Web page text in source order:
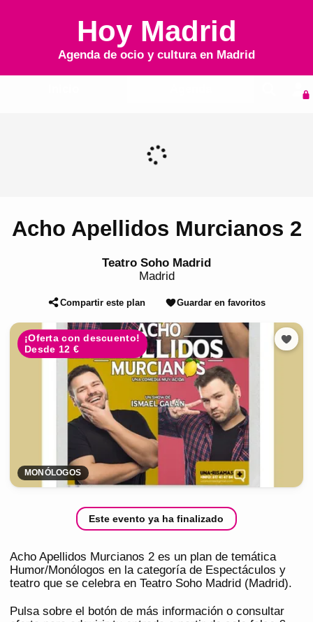
Hoy Madrid
Agenda de ocio y cultura en Madrid
Acho Apellidos Murcianos 2
Teatro Soho Madrid
Madrid
Compartir este plan Guardar en favoritos
¡Oferta con descuento!
Desde 12 €
MONÓLOGOS
Este evento ya ha finalizado
Acho Apellidos Murcianos 2 es un plan de temática
Humor/Monólogos en la categoría de Espectáculos y
teatro que se celebra en Teatro Soho Madrid (Madrid).
Pulsa sobre el botón de más información o consultar